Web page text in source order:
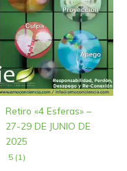
Retiro «4 Esferas» –
27-29 DE JUNIO DE
2025
5 (1)